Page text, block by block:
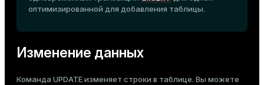
оптимизированной для добавления таблицы.
Изменение данных
Команда UPDATEизменяет строки в таблице. Вы можете